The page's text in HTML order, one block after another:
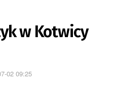
w Kotwicy
02 09:25